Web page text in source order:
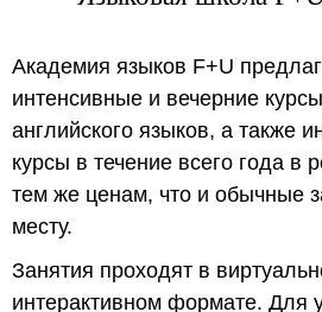
Академия языков F+U
интенсивные и вечерние
английского языков, а также
курсы в течение всего года в
тем же ценам, что и обычные
месту.
Занятия проходят в
интерактивном формате. Для